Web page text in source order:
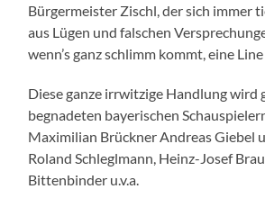
Bürgermeister Zischl, der sich immer
aus Lügen und falschen
wenn’s ganz schlimm kommt, eine Line
Diese ganze irrwitzige Handlung wird
begnadeten bayerischen
Maximilian Brückner Andreas Giebel
Roland Schleglmann, Heinz-Josef
Bittenbinder u.v.a.